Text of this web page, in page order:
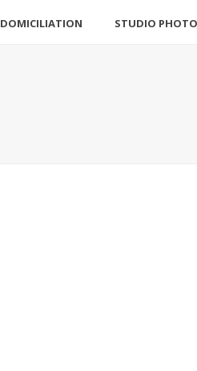
DOMICILIATION STUDIO PHOTO